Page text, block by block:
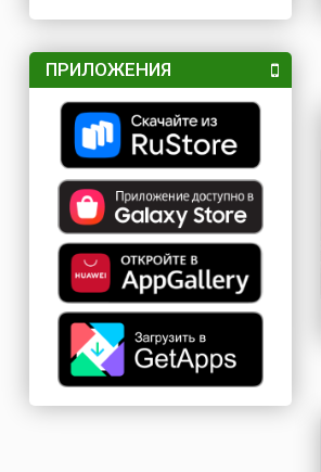
ПРИЛОЖЕНИЯ